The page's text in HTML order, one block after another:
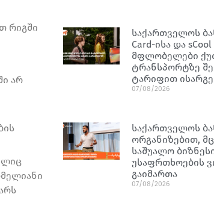
რიგში
არ
საქართველოს
Card-ისა და
მფლობელები
ტრანსპორტზე
ტარიფით
07/08/2026
საქართველოს
ორგანიზებით,
საშუალო
უსაფრთხოების
გაიმართა
07/08/2026